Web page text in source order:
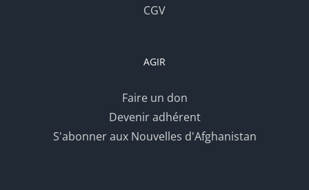
CGV
AGIR
Faire un don
Devenir adhérent
S'abonner aux Nouvelles d'Afghanistan